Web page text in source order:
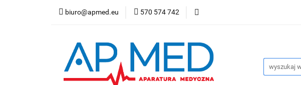
biuro@apmed.eu 570 574 742
Produkty
Badanie bezdechu sennego